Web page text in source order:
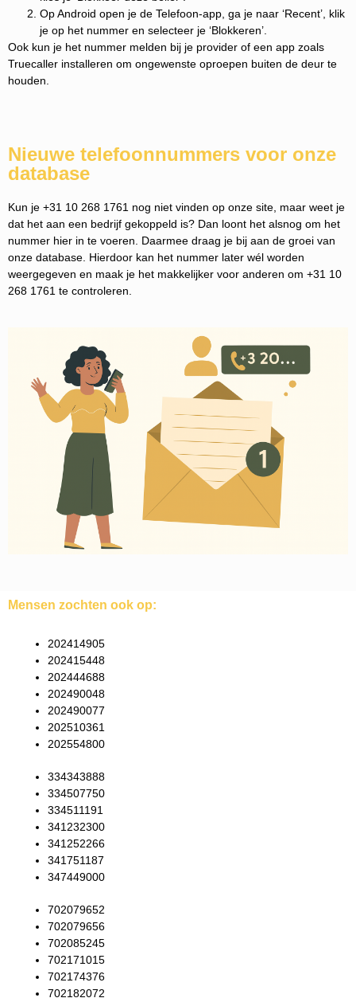
Op Android open je de Telefoon-app, ga je naar ‘Recent’, klik
je op het nummer en selecteer je ‘Blokkeren’.
Ook kun je het nummer melden bij je provider of een app zoals
Truecaller installeren om ongewenste oproepen buiten de deur te
houden.
Nieuwe telefoonnummers voor onze
database
Kun je +31 10 268 1761 nog niet vinden op onze site, maar weet je
dat het aan een bedrijf gekoppeld is? Dan loont het alsnog om het
nummer hier in te voeren. Daarmee draag je bij aan de groei van
onze database. Hierdoor kan het nummer later wél worden
weergegeven en maak je het makkelijker voor anderen om +31 10
268 1761 te controleren.
Mensen zochten ook op:
202414905
202415448
202444688
202490048
202490077
202510361
202554800
334343888
334507750
334511191
341232300
341252266
341751187
347449000
702079652
702079656
702085245
702171015
702174376
702182072